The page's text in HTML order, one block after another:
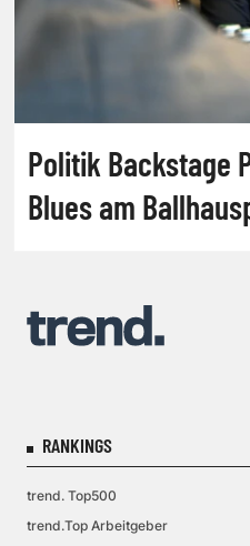
Politik Backstage
Blues am
RANKINGS
trend. Top500
trend.Top Arbeitgeber